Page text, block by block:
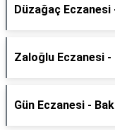
Düzağaç
Zaloğlu Eczanesi
Gün Eczanesi -